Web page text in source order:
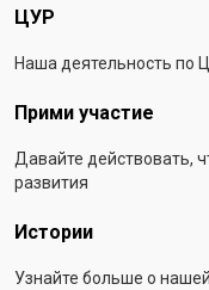
ЦУР
Наша деятельность по
Прими участие
Давайте действовать,
развития
Истории
Узнайте больше о